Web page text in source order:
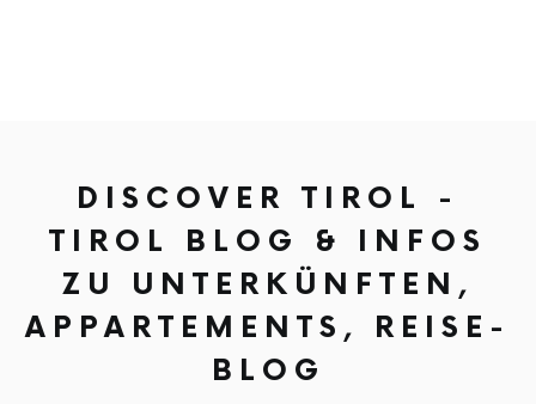
DISCOVER TIROL -
TIROL BLOG & INFOS
ZU UNTERKÜNFTEN,
APPARTEMENTS, REISE-
BLOG